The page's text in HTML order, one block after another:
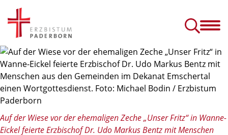
& Erzbischof
& Leben
Auf der Wiese vor der ehemaligen Zeche „Unser Fritz“ in Wanne-
Eickel feierte Erzbischof Dr. Udo Markus Bentz mit Menschen